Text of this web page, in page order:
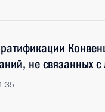
не связанных